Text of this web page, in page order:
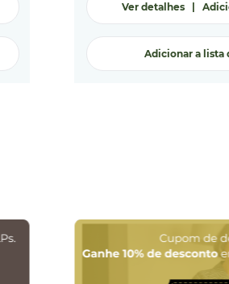
Ver detalhes|
Adicionar a lista